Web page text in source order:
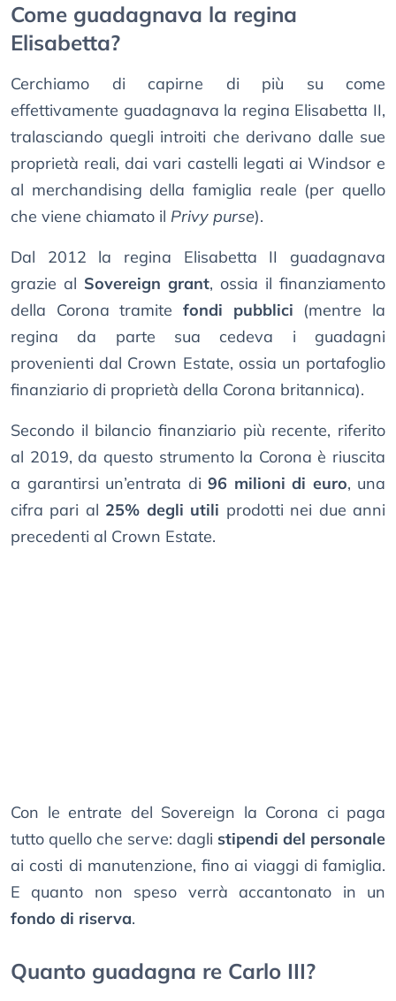
Come guadagnava la regina
Elisabetta?
Cerchiamo di capirne di più su come
effettivamente guadagnava la regina Elisabetta II,
tralasciando quegli introiti che derivano dalle sue
proprietà reali, dai vari castelli legati ai Windsor e
al merchandising della famiglia reale (per quello
che viene chiamato il Privy purse).
Dal 2012 la regina Elisabetta II guadagnava
grazie al Sovereign grant, ossia il finanziamento
della Corona tramite fondi pubblici (mentre la
regina da parte sua cedeva i guadagni
provenienti dal Crown Estate, ossia un portafoglio
finanziario di proprietà della Corona britannica).
Secondo il bilancio finanziario più recente, riferito
al 2019, da questo strumento la Corona è riuscita
a garantirsi un’entrata di 96 milioni di euro, una
cifra pari al 25% degli utili prodotti nei due anni
precedenti al Crown Estate.
Con le entrate del Sovereign la Corona ci paga
tutto quello che serve: dagli stipendi del personale
ai costi di manutenzione, fino ai viaggi di famiglia.
E quanto non speso verrà accantonato in un
fondo di riserva.
Quanto guadagna re Carlo III?